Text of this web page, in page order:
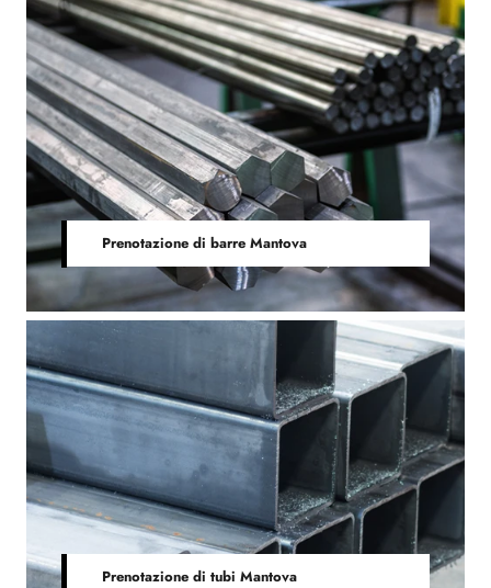
Prenotazione di barre Mantova
Prenotazione di tubi Mantova